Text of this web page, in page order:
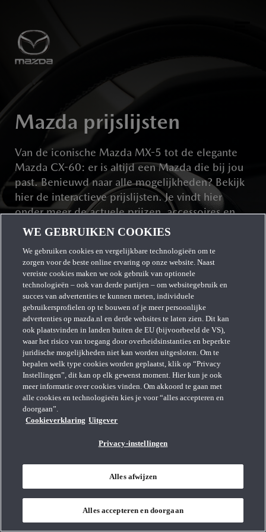
Mazda prijslijsten
Van de iconische Mazda MX-5 tot de elegante
Mazda CX-60: er is altijd een Mazda die bij jou
past. Benieuwd naar alle mogelijkheden? Bekijk
hier de interactieve prijslijsten. Je vindt hier
onder meer de actuele prijzen, accessoires en
specificaties.
WE GEBRUIKEN COOKIES
We gebruiken cookies en vergelijkbare technologieën om te
zorgen voor de beste online ervaring op onze website. Naast
vereiste cookies maken we ook gebruik van optionele
technologieën – ook van derde partijen – om websitegebruik en
succes van advertenties te kunnen meten, individuele
gebruikersprofielen op te bouwen of je meer persoonlijke
advertenties op mazda.nl en derde websites te laten zien. Dit kan
ook plaatsvinden in landen buiten de EU (bijvoorbeeld de VS),
waar het risico van toegang door overheidsinstanties en beperkte
juridische mogelijkheden niet kan worden uitgesloten. Om te
bepalen welk type cookies worden geplaatst, klik op “Privacy
Instellingen”, dit kan op elk gewenst moment. Hier kun je ook
meer informatie over cookies vinden. Om akkoord te gaan met
alle cookies en technologieën kies je voor “alles accepteren en
doorgaan”.
Cookieverklaring Uitgever
Privacy-instellingen
Alles afwijzen
Alles accepteren en doorgaan